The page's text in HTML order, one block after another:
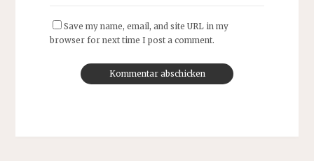
Save my name, email, and site URL in my
browser for next time I post a comment.